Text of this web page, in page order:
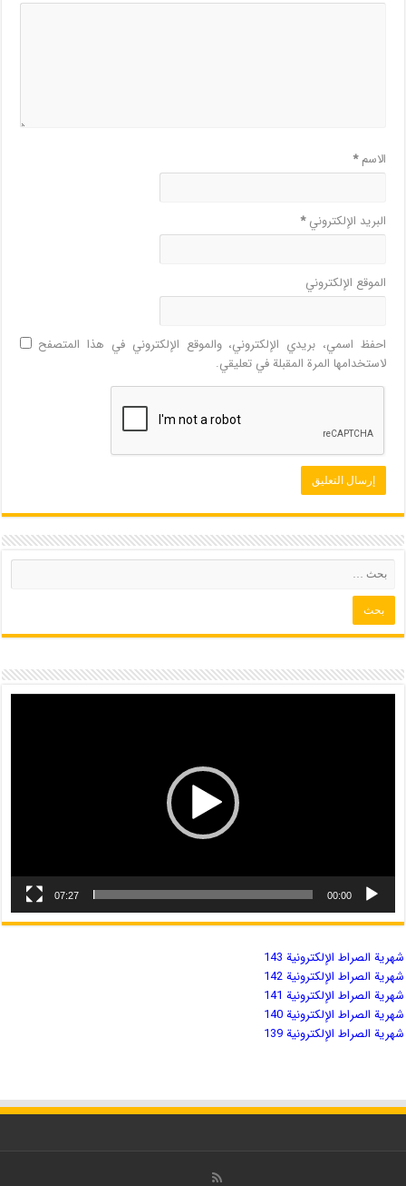
الاسم*
البريد الإلكتروني*
الموقع الإلكتروني
احفظ اسمي، بريدي الإلكتروني، والموقع الإلكتروني في هذا المتصفح
لاستخدامها المرة المقبلة في تعليقي.
00:00
07:27
شهریة الصراط الإلكترونية 143
شهریة الصراط الإلكترونية 142
شهریة الصراط الإلكترونية 141
شهریة الصراط الإلكترونية 140
شهریة الصراط الإلكترونية 139